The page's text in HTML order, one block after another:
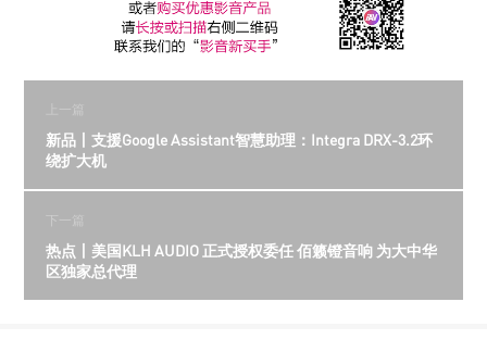
上一篇
新品丨支援Google Assistant智慧助理：Integra DRX-3.2环
绕扩大机
下一篇
热点丨美国KLH AUDIO 正式授权委任 佰籁镫音响 为大中华
区独家总代理